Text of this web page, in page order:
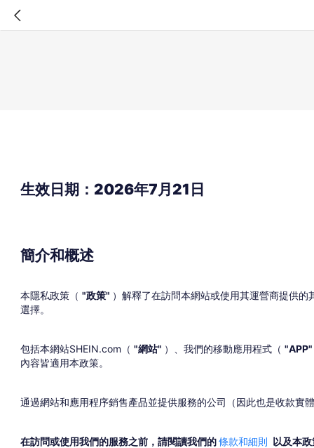
生效日期：2026年7月21日
簡介和概述
本隱私政策（ "政策" ）解釋了在訪問本網站或使用其運營商提供
選擇。
包括本網站SHEIN.com（ "網站" ）、我們的移動應用程式（ "APP"
內容皆適用本政策。
通過網站和應用程序銷售產品並提供服務的公司（因此也是收款
在訪問或使用我們的服務之前，請閱讀我們的條款和細則 以及本